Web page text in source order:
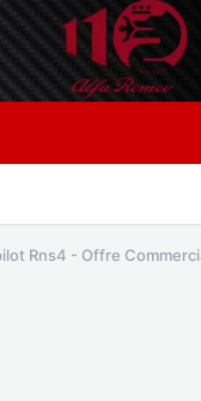
Rns4 - Offre